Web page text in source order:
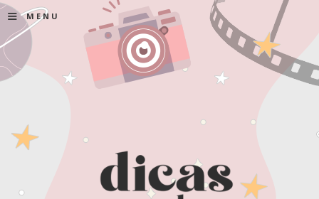
≡ MENU